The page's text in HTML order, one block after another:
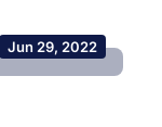
Jun 29, 2022